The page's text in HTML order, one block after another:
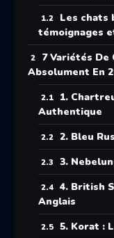
Les chats
témoignages
7 Variétés
Absolument En
1.
Authentique
2. Bleu
3.
4. British
Anglais
5. Korat :